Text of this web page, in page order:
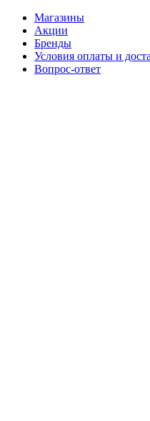
Магазины
Акции
Бренды
Условия оплаты и
Вопрос-ответ